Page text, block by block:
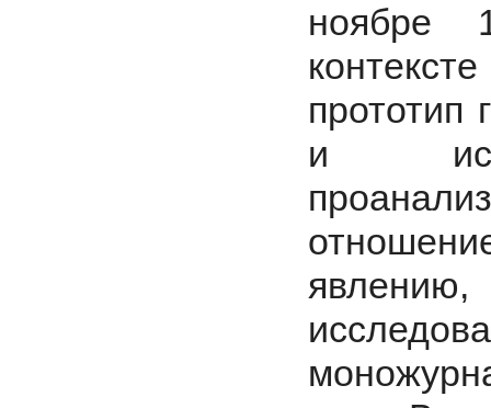
ноябре
прототип
и
явлению,